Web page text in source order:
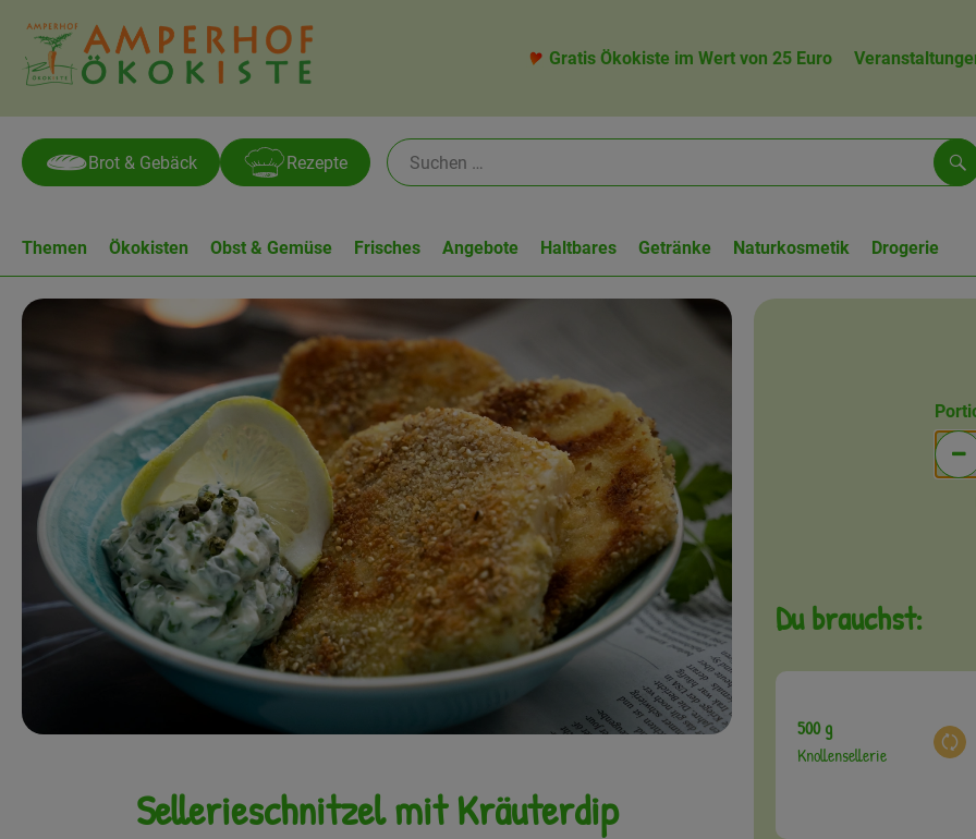
Gratis Ökokiste im Wert von 25 Euro
Brot & Gebäck Rezepte
Themen Ökokisten Obst & Gemüse Frisches Angebote Haltbares Getränke Naturkosmetik Drogerie
Sellerieschnitzel mit Kräuterdip
Du brauchst:
500 g
Knollensellerie